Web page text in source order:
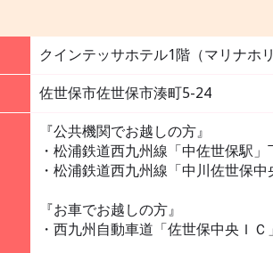
クインテッサホテル1階（マリナホリ
佐世保市佐世保市湊町5-24
『公共機関でお越しの方』
・松浦鉄道西九州線「中佐世保駅
・松浦鉄道西九州線「中川佐世保
『お車でお越しの方』
・西九州自動車道「佐世保中央Ｉ